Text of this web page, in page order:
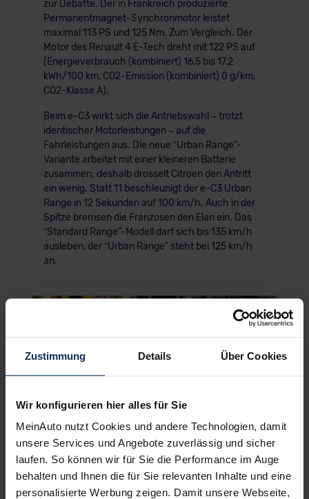
Zustimmung Details Über Cookies
Wir konfigurieren hier alles für Sie
MeinAuto nutzt Cookies und andere Technologien, damit
unsere Services und Angebote zuverlässig und sicher
laufen. So können wir für Sie die Performance im Auge
behalten und Ihnen die für Sie relevanten Inhalte und eine
personalisierte Werbung zeigen. Damit unsere Webseite,
zur Debatte. Der in Frankreich produzierte
Permanentmagnet-Synchronmotor leistet
maximal 113 PS und 125 Nm. Zum Vergleich. Der
Motor des Renault 4 E-Tech dreht mit 122 PS auf
(Energieverbrauch (kombiniert) 16,5 bis 17,2
kWh/100 km, CO2-Emission (kombiniert) 0 g/km,
CO2-Klasse A).
Beim e-C3 wirkt sich die Antriebswahl – trotzt
identischer Motorleistungen – auf die
Fahrleistungen aus. Die neue ʺUrban Range"-
Variante arbeitet mit einer kleineren Batterie
zusammen; deshalb drosselt Citroen den Antritt
ein wenig. Statt 11 beschleunigt der e-C3 Urban
Range in 12 Sekunden auf 100 km/h. Auch in der
Spitze bremsen die Franzosen den Elan ein. Das
ʺStandard Range"-Modell darf sich bis 135 km/h
ausleben, der ʺUrban Range" steht bei 125 km/h
an.
KI-generiert
▶ Komfort & Fahrgefühl
Fahrkomfort ab Werk exzellent – mit
Ausnahme des ʺUrban Range"-Modell,